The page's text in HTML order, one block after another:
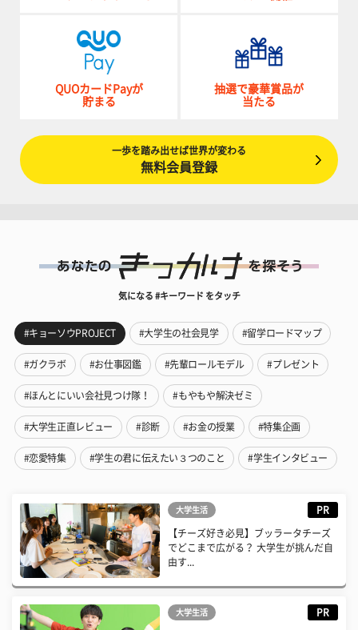
QUOカードPayが
貯まる
抽選で豪華賞品が
当たる
一歩を踏み出せば世界が変わる
無料会員登録
気になる #キーワード をタッチ
#キョーソウPROJECT #大学生の社会見学 #留学ロードマップ
#ガクラボ #お仕事図鑑 #先輩ロールモデル #プレゼント
#ほんとにいい会社見つけ隊！ #もやもや解決ゼミ
#大学生正直レビュー #診断 #お金の授業 #特集企画
#恋愛特集 #学生の君に伝えたい３つのこと #学生インタビュー
大学生活 PR
【チーズ好き必見】ブッラータチーズ
でどこまで広がる？ 大学生が挑んだ自
由す...
大学生活 PR